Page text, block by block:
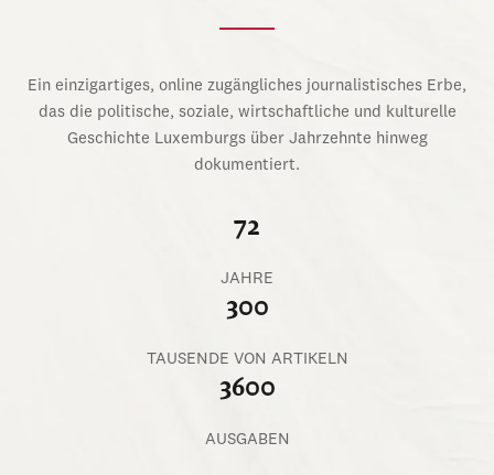
Ein einzigartiges, online zugängliches journalistisches Erbe,
das die politische, soziale, wirtschaftliche und kulturelle
Geschichte Luxemburgs über Jahrzehnte hinweg
dokumentiert.
72
JAHRE
300
TAUSENDE VON ARTIKELN
3600
AUSGABEN